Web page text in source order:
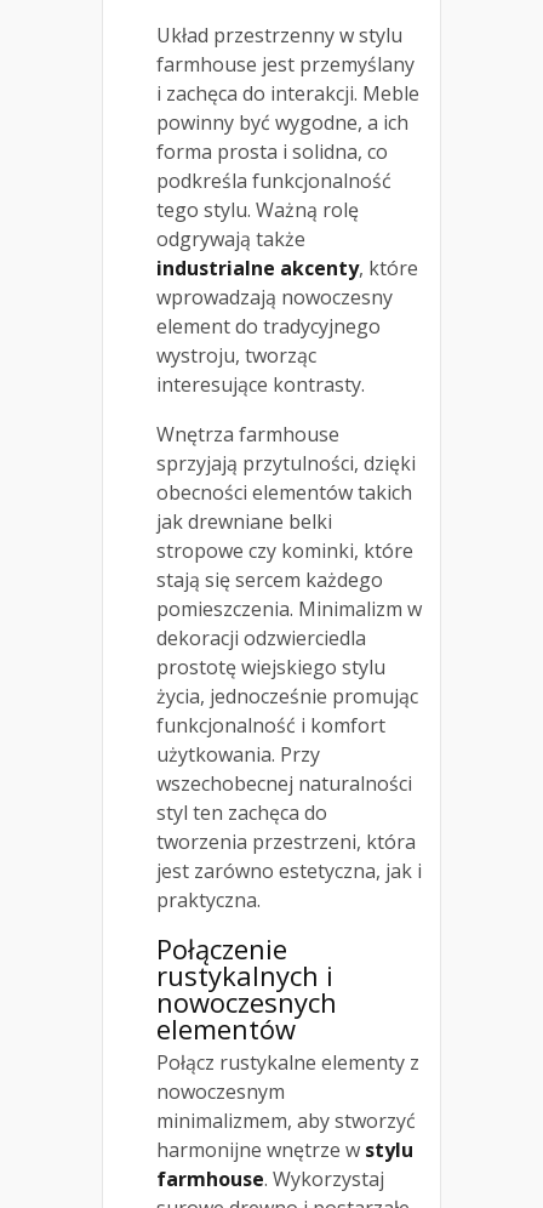
Układ przestrzenny w stylu
farmhouse jest przemyślany
i zachęca do interakcji. Meble
powinny być wygodne, a ich
forma prosta i solidna, co
podkreśla funkcjonalność
tego stylu. Ważną rolę
odgrywają także
industrialne akcenty, które
wprowadzają nowoczesny
element do tradycyjnego
wystroju, tworząc
interesujące kontrasty.
Wnętrza farmhouse
sprzyjają przytulności, dzięki
obecności elementów takich
jak drewniane belki
stropowe czy kominki, które
stają się sercem każdego
pomieszczenia. Minimalizm w
dekoracji odzwierciedla
prostotę wiejskiego stylu
życia, jednocześnie promując
funkcjonalność i komfort
użytkowania. Przy
wszechobecnej naturalności
styl ten zachęca do
tworzenia przestrzeni, która
jest zarówno estetyczna, jak i
praktyczna.
Połączenie
rustykalnych i
nowoczesnych
elementów
Połącz rustykalne elementy z
nowoczesnym
minimalizmem, aby stworzyć
harmonijne wnętrze w stylu
farmhouse. Wykorzystaj